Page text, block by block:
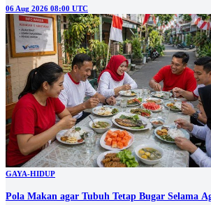
06 Aug 2026 08:00 UTC
GAYA-HIDUP
Pola Makan agar Tubuh Tetap Bugar Selama